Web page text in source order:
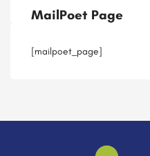
Casussen
MailPoet Page
[mailpoet_page]